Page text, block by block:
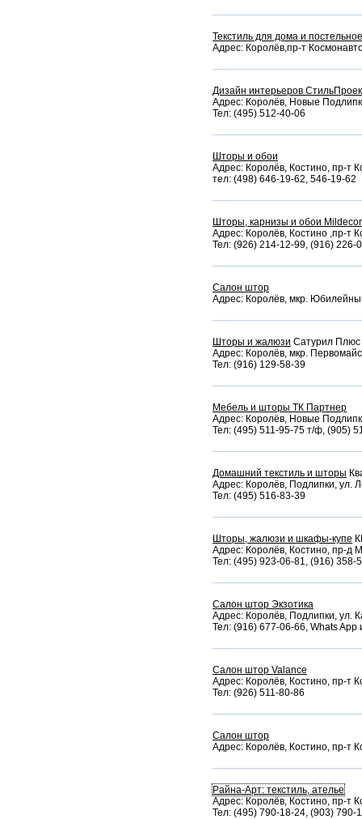
Текстиль для дома и
Адрес: Королёв,пр-т
Дизайн интерьеров
Адрес: Королёв, Новые
Тел: (495) 512-40-06
Шторы и обои
Адрес: Королёв, Костино, пр-т
тел: (498) 646-19-62, 546-19-62
Шторы, карнизы и обои Mildecor
Адрес: Королёв, Костино ,пр-т
Тел: (926) 214-12-99, (916) 226-
Салон штор
Адрес: Королёв, мкр.
Шторы и жалюзи Сатурил Плюс
Адрес: Королёв, мкр.
Тел: (916) 129-58-39
Мебель и шторы ТК Партнер
Адрес: Королёв, Новые
Тел: (495) 511-95-75 т/ф, (905)
Домашний текстиль и шторы
Адрес: Королёв, Подлипки, ул.
Тел: (495) 516-83-39
Шторы, жалюзи и шкафы-купе
Адрес: Королёв, Костино, пр-д
Тел: (495) 923-06-81, (916) 358-
Салон штор Экзотика
Адрес: Королёв, Подлипки, ул.
Тел: (916) 677-06-66, Whats
Салон штор Valance
Адрес: Королёв, Костино, пр-т
Тел: (926) 511-80-86
Салон штор
Адрес: Королёв, Костино, пр-т
Райна-Арт: текстиль, ателье
Адрес: Королёв, Костино, пр-т
Тел: (495) 790-18-24, (903) 790-